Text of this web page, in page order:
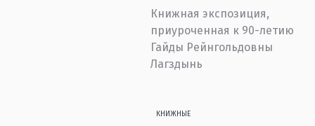
Книжная экспозиция,
приуроченная к 90-летию
Гайды Рейнгольдовны
Лагздынь
КНИЖНЫЕ